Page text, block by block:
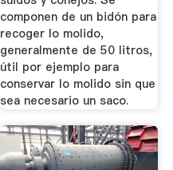
componen de un bidón para
recoger lo molido,
generalmente de 50 litros,
útil por ejemplo para
conservar lo molido sin que
sea necesario un saco.